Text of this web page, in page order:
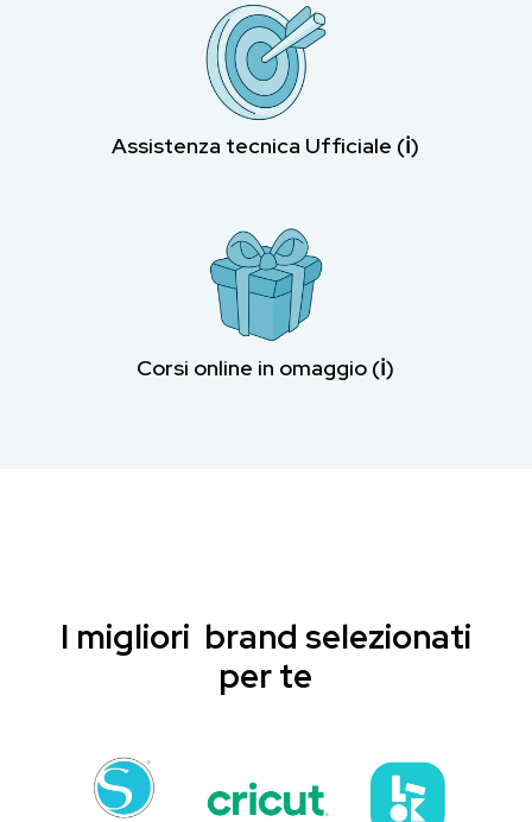
Assistenza tecnica Ufficiale (ℹ︎)
Corsi online in omaggio (ℹ︎)
I migliori brand selezionati
per te